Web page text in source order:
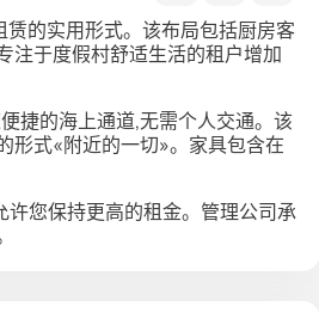
的实用形式。该布局包括厨房客
注于度假村舒适生活的租户增加
捷的海上通道,无需个人交通。该
式«附近的一切»。 家具包含在
您保持更高的租金。 管理公司承